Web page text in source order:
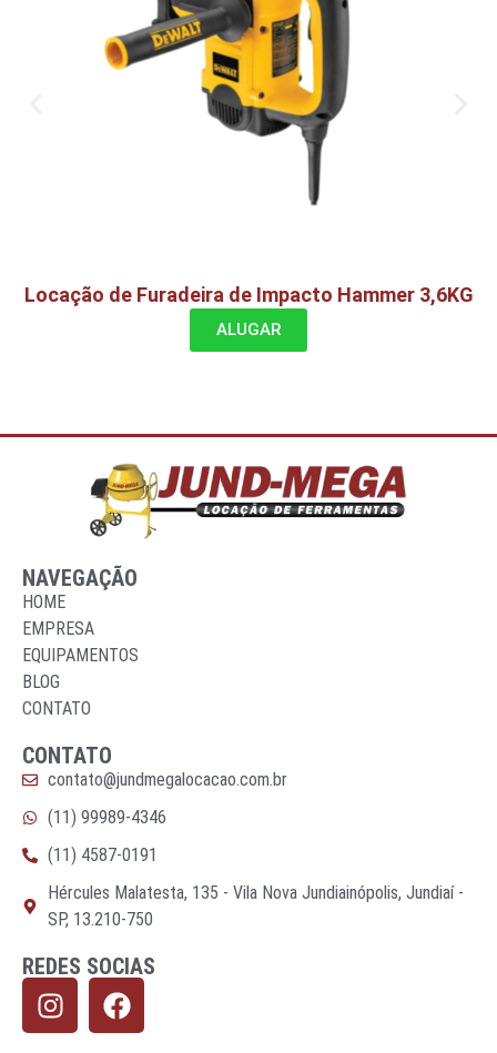
Locação de Furadeira de Impacto Hammer 3,6KG
ALUGAR
NAVEGAÇÃO
HOME
EMPRESA
EQUIPAMENTOS
BLOG
CONTATO
CONTATO
contato@jundmegalocacao.com.br
(11) 99989-4346
(11) 4587-0191
Hércules Malatesta, 135 - Vila Nova Jundiainópolis, Jundiaí -
SP, 13.210-750
REDES SOCIAS